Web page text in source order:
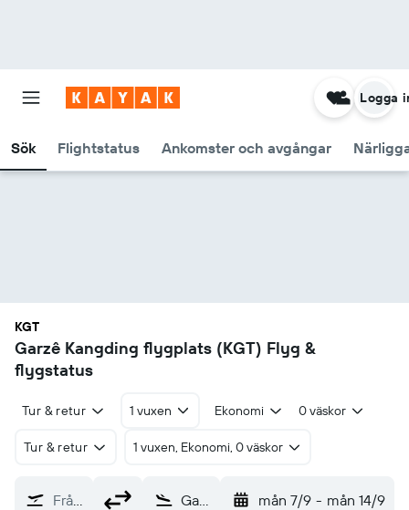
Sök Flightstatus Ankomster och avgångar
Logga
KGT
Garzê Kangding flygplats (KGT) Flyg &
flygstatus
Tur & retur 1 vuxen Ekonomi 0 väskor
Tur & retur 1 vuxen, Ekonomi, 0 väskor
Från? Garzê Kangding (KGT) mån 7/9 - mån 14/9